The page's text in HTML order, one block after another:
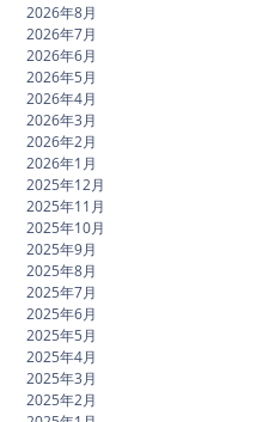
2026年8月
2026年7月
2026年6月
2026年5月
2026年4月
2026年3月
2026年2月
2026年1月
2025年12月
2025年11月
2025年10月
2025年9月
2025年8月
2025年7月
2025年6月
2025年5月
2025年4月
2025年3月
2025年2月